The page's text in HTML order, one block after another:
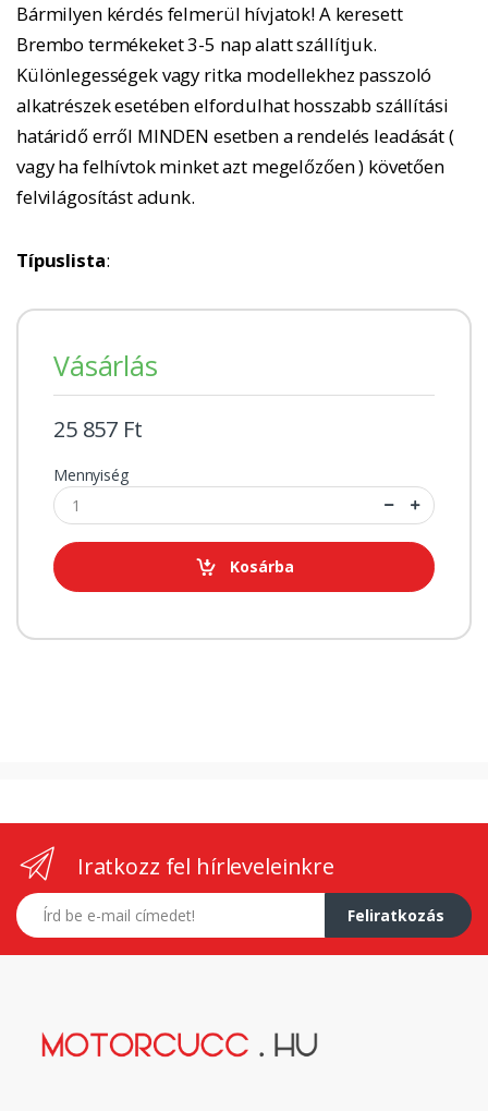
Bármilyen kérdés felmerül hívjatok! A keresett
Brembo termékeket 3-5 nap alatt szállítjuk.
Különlegességek vagy ritka modellekhez passzoló
alkatrészek esetében elfordulhat hosszabb szállítási
határidő erről MINDEN esetben a rendelés leadását (
vagy ha felhívtok minket azt megelőzően ) követően
felvilágosítást adunk.
Típuslista:
Vásárlás
25 857 Ft
Mennyiség
Kosárba
Iratkozz fel hírleveleinkre
E-mail címed
Feliratkozás